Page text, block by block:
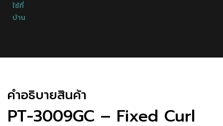
ใช้ที่
บ้าน
คําอธิบายสินค้า
PT-3009GC – Fixed Curl